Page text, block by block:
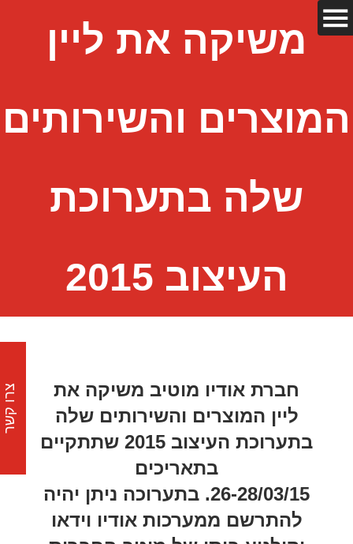
משיקה את ליין
המוצרים והשירותים
שלה בתערוכת
העיצוב 2015
חברת אודיו מוטיב משיקה את
ליין המוצרים והשירותים שלה
בתערוכת העיצוב 2015 שתתקיים
בתאריכים
26-28/03/15. בתערוכה ניתן יהיה
להתרשם ממערכות אודיו וידאו
צרו קשר